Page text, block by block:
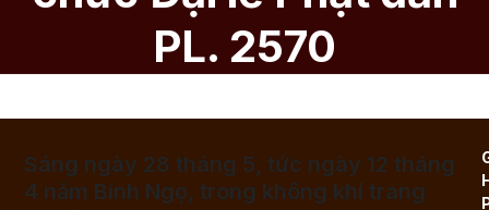
PL. 2570
Sáng ngày 28 tháng 5, tức ngày 12 tháng
4 năm Bính Ngọ, trong không khí trang